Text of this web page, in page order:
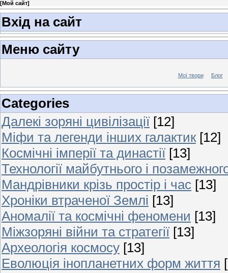
[Мой сайт]
Вхід на сайт
Меню сайту
Мої твори Блог
Categories
Далекі зоряні цивілізації [12]
Міфи та легенди інших галактик [12]
Космічні імперії та династії [13]
Технології майбутнього і
Мандрівники крізь простір і час [13]
Хроніки втраченої Землі [13]
Аномалії та космічні феномени [13]
Міжзоряні війни та стратегії [13]
Археологія космосу [13]
Еволюція інопланетних форм життя